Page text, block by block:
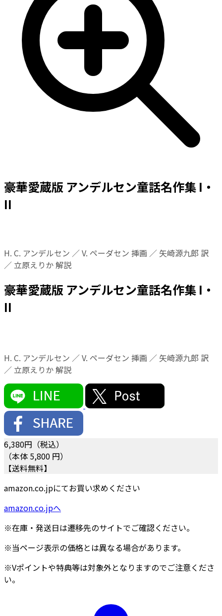
豪華愛蔵版 アンデルセン童話名作集 I・
II
H. C. アンデルセン ／ V. ペーダセン 挿画 ／ 矢崎源九郎 訳
／ 立原えりか 解説
豪華愛蔵版 アンデルセン童話名作集 I・
II
H. C. アンデルセン ／ V. ペーダセン 挿画 ／ 矢崎源九郎 訳
／ 立原えりか 解説
6,380円（税込）
（本体 5,800 円）
【送料無料】
amazon.co.jpにてお買い求めください
amazon.co.jpへ
※在庫・発送日は遷移先のサイトでご確認ください。
※当ページ表示の価格とは異なる場合があります。
※Vポイントや特典等は対象外となりますのでご注意くださ
い。